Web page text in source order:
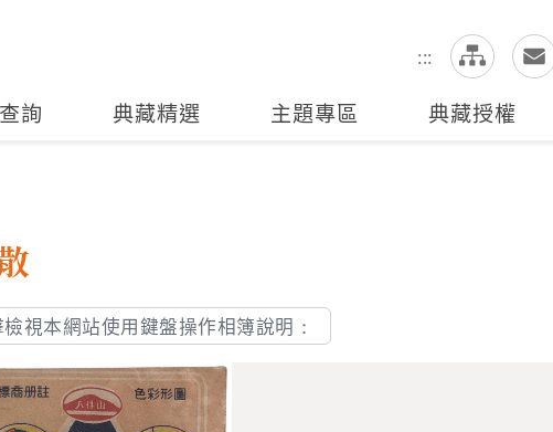
:::
全站搜尋
詢 典藏精選 主題專區 典藏授權
視本網站使用鍵盤操作相簿說明：